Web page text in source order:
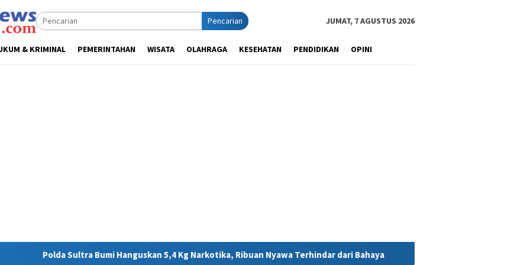
Pencarian JUMAT, 7 AGUSTUS 2026
& KRIMINAL PEMERINTAHAN WISATA OLAHRAGA KESEHATAN PENDIDIKAN OPINI
Hanguskan 5,4 Kg Narkotika, Ribuan Nyawa Terhindar dari Bahaya MIND ID Tegaskan Dukungan Penuh Bagi PT Vale